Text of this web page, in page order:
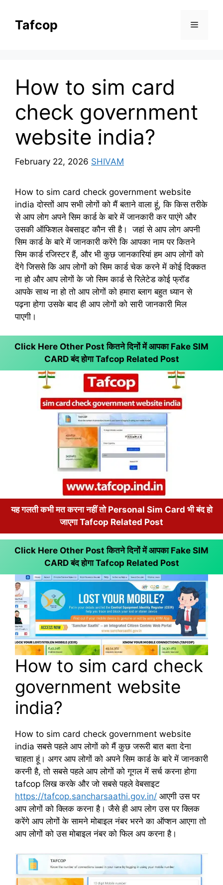
contentTafcop Menu
How to sim card
check government
website india?
February 22, 2026 SHIVAM
How to sim card check government website
india दोस्तों आप सभी लोगों को मैं बताने वाला हूं, कि किस तरीके
से आप लोग अपने सिम कार्ड के बारे में जानकारी कर पाएंगे और
उसकी ऑफिशल वेबसाइट कौन सी है। जहां से आप लोग अपनी
सिम कार्ड के बारे में जानकारी करेंगे कि आपका नाम पर कितने
सिम कार्ड रजिस्टर हैं, और भी कुछ जानकारियां हम आप लोगों को
देंगे जिससे कि आप लोगों को सिम कार्ड चेक करने में कोई दिक्कत
ना हो और आप लोगों के जो सिम कार्ड से रिलेटेड कोई फ्रॉड
आपके साथ ना हो तो आप लोगों को हमारा ब्लाग बहुत ध्यान से
पढ़ना होगा उसके बाद ही आप लोगों को सारी जानकारी मिल
पाएगी।
Click Here Other Post कितने दिनों में आपका Fake SIM
CARD बंद होगाTafcop Related Post
यह गलती कभी मत करना नहीं तो Personal Sim Card भी बंद हो
जाएगा Tafcop Related Post
Click Here Other Post कितने दिनों में आपका Fake SIM
CARD बंद होगाTafcop Related Post
How to sim card check
government website
india?
How to sim card check government website
india सबसे पहले आप लोगों को मैं कुछ जरूरी बात बता देना
चाहता हूं। अगर आप लोगों को अपने सिम कार्ड के बारे में जानकारी
करनी है, तो सबसे पहले आप लोगों को गूगल में सर्च करना होगा
tafcop लिख करके और जो सबसे पहले वेबसाइट
https://tafcop.sancharsaathi.gov.in/ आएगी उस पर
आप लोगों को क्लिक करना है। जैसे ही आप लोग उस पर क्लिक
करेंगे आप लोगों के सामने मोबाइल नंबर भरने का ऑप्शन आएगा तो
आप लोगों को उस मोबाइल नंबर को फिल अप करना है।